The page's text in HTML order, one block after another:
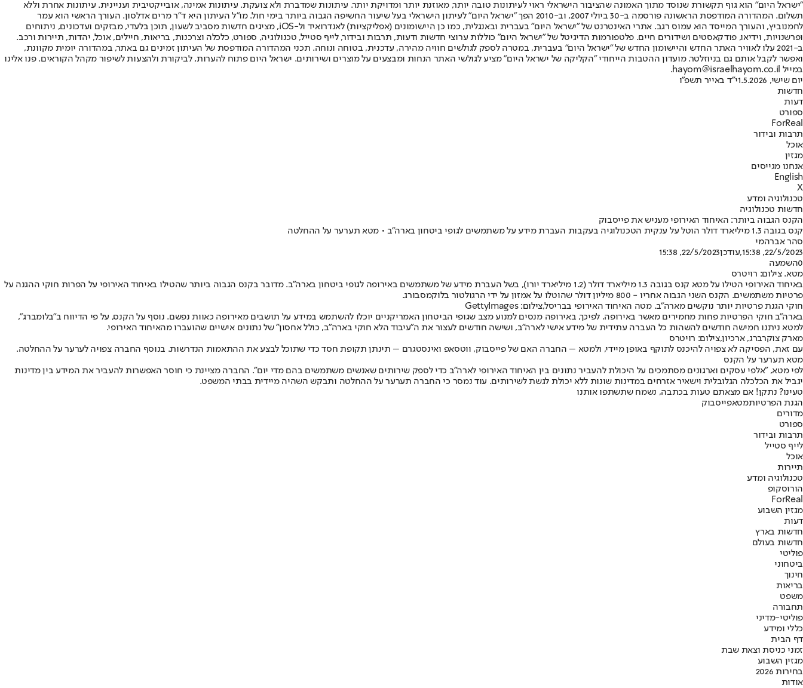
"ישראל היום" הוא גוף תקשורת שנוסד מתוך האמונה שהציבור הישראלי ראוי לעיתונות טובה יותר, מאוזנת יותר ומדויקת יותר. עיתונות שמדברת ולא צועקת. עיתונות אמינה, אובייקטיבית ועניינית. עיתונות אחרת וללא
תשלום. המהדורה המודפסת הראשונה פורסמה ב-30 ביולי 2007, וב-2010 הפך "ישראל היום" לעיתון הישראלי בעל שיעור החשיפה הגבוה ביותר בימי חול. מו"ל העיתון היא ד"ר מרים אדלסון. העורך הראשי הוא עמר
לחמנוביץ, והעורך המייסד הוא עמוס רגב. אתרי האינטרנט של "ישראל היום" בעברית ובאנגלית, כמו כן היישומונים (אפליקציות) לאנדרואיד ול-iOS, מציגים חדשות מסביב לשעון, תוכן בלעדי, מבזקים ועדכונים, ניתוחים
ופרשנויות, וידיאו, פודקאסטים ושידורים חיים. פלטפורמות הדיגיטל של "ישראל היום" כוללות ערוצי חדשות ודעות, תרבות ובידור, לייף סטייל, טכנולוגיה, ספורט, כלכלה וצרכנות, בריאות, חיילים, אוכל, יהדות, תיירות ורכב.
ב-2021 עלו לאוויר האתר החדש והיישומון החדש של "ישראל היום" בעברית, במטרה לספק לגולשים חוויה מהירה, עדכנית, בטוחה ונוחה. תכני המהדורה המודפסת של העיתון זמינים גם באתר, במהדורה יומית מקוונת,
ואפשר לקבל אותם גם בניוזלטר. מועדון ההטבות הייחודי "הקליקה של ישראל היום" מציע לגולשי האתר הנחות ומבצעים על מוצרים ושירותים. ישראל היום פתוח להערות, לביקורת ולהצעות לשיפור מקהל הקוראים. פנו אלינו
במייל hayom@israelhayom.co.il.
יום שישי, 1.5.2026
י"ד באייר תשפ"ו
חדשות
דעות
ספורט
ForReal
תרבות ובידור
אוכל
מגזין
אנחנו מגייסים
English
X
טכנולוגיה ומדע
חדשות טכנולוגיה
הקנס הגבוה ביותר: האיחוד האירופי מעניש את פייסבוק
קנס בגובה 1.3 מיליארד דולר הוטל על ענקית הטכנולוגיה בעקבות העברת מידע על משתמשים לגופי ביטחון בארה"ב • מטא תערער על ההחלטה
סהר אברהמי
22/5/2023, 15:38
,עודכן22/5/2023, 15:38
0השמעה
מטא. צילום: רויטרס
באיחוד האירופי הטילו על מטא קנס בגובה 1.3 מיליארד דולר (1.2 מיליארד יורו), בשל העברת מידע של משתמשים באירופה לגופי ביטחון בארה"ב. מדובר בקנס הגבוה ביותר שהטילו באיחוד האירופי על הפרות חוקי ההגנה על
פרטיות משתמשים. הקנס השני הגבוה אחריו - 800 מיליון דולר שהוטלו על אמזון על ידי הרגולטור בלוקמסבורג.
חוקי הגנת פרטיות יותר נוקשים מארה"ב. מטה האיחוד האירופי בבריסל,צילום: GettyImages
בארה"ב חוקי הפרטיות פחות מחמירים מאשר באירופה. לפיכך, באירופה מנסים למנוע מצב שגופי הביטחון האמריקניים יוכלו להשתמש במידע על תושבים מאירופה כאוות נפשם. נוסף על הקנס, על פי הדיווח ב"בלומברג",
למטא ניתנו חמישה חודשים להשהות כל העברה עתידית של מידע אישי לארה"ב, ושישה חודשים לעצור את ה"עיבוד הלא חוקי בארה"ב, כולל אחסון" של נתונים אישיים שהועברו מהאיחוד האירופי.
מארק צוקרברג, ארכיון,צילום: רויטרס
עם זאת, הפסיקה לא צפויה להיכנס לתוקף באופן מיידי, ולמטא – החברה האם של פייסבוק, ווטסאפ ואינסטגרם – תינתן תקופת חסד כדי שתוכל לבצע את ההתאמות הנדרשות. בנוסף החברה צפויה לערער על ההחלטה.
מטא תערער על הקנס
לפי מטא, "אלפי עסקים וארגונים מסתמכים על היכולת להעביר נתונים בין האיחוד האירופי לארה"ב כדי לספק שירותים שאנשים משתמשים בהם מדי יום". החברה מציינת כי חוסר האפשרות להעביר את המידע בין מדינות
יגביל את הכלכלה הגלובלית וישאיר אזרחים במדינות שונות ללא יכולת לגשת לשירותים. עוד נמסר כי החברה תערער על ההחלטה ותבקש השהיה מיידית בבתי המשפט.
טעינו? נתקן! אם מצאתם טעות בכתבה, נשמח שתשתפו אותנו
הגנת הפרטיותמטאפייסבוק
מדורים
ספורט
תרבות ובידור
לייף סטייל
אוכל
תיירות
טכנולוגיה ומדע
הורוסקופ
ForReal
מגזין השבוע
דעות
חדשות בארץ
חדשות בעולם
פוליטי
ביטחוני
חינוך
בריאות
משפט
תחבורה
פוליטי-מדיני
כללי ומידע
דף הבית
זמני כניסת וצאת שבת
מגזין השבוע
בחירות 2026
אודות